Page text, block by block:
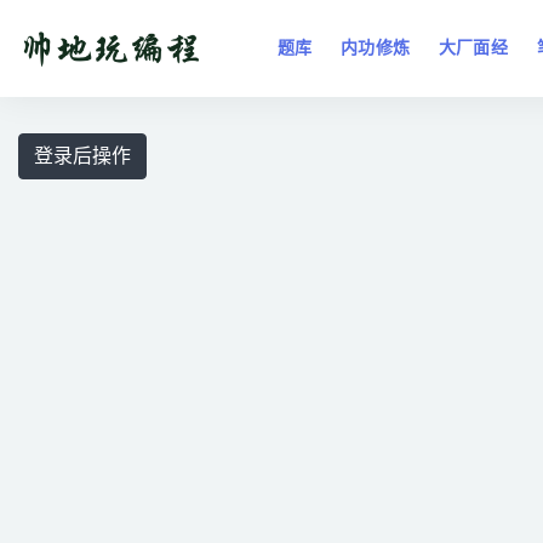
题库 内功修炼 大厂面经
登录后操作